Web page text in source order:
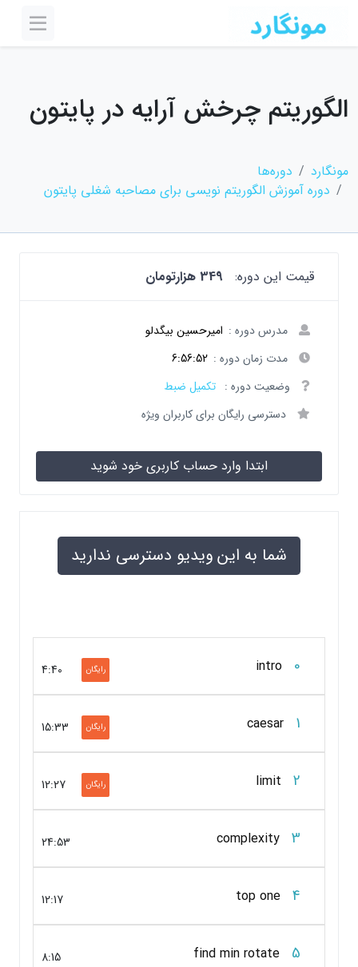
الگوریتم چرخش آرایه در پایتون
مونگارد
دوره‌ها
دوره آموزش الگوریتم نویسی برای مصاحبه شغلی پایتون
قیمت این دوره: 349 هزارتومان
مدرس دوره : امیرحسین بیگدلو
مدت زمان دوره : 6:56:52
وضعیت دوره : تکمیل ضبط
دسترسی رایگان برای کاربران ویژه
ابتدا وارد حساب کاربری خود شوید
شما به این ویدیو دسترسی ندارید
0
intro
4:40 رایگان
1
caesar
15:33 رایگان
2
limit
12:27 رایگان
3
complexity
24:53
4
top one
12:17
5
find min rotate
8:15